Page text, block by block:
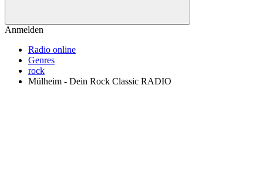
Anmelden
Radio online
Genres
rock
Mülheim - Dein Rock Classic RADIO